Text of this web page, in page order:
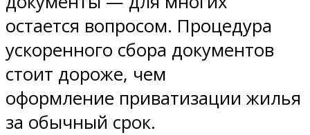
остается вопросом. Процедура
ускоренного сбора документов
стоит дороже, чем
оформление приватизации жилья
за обычный срок.